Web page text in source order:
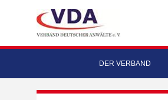
DER VERBAND